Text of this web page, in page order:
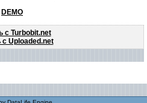
DEMO
с Turbobit.net
с Uploaded.net